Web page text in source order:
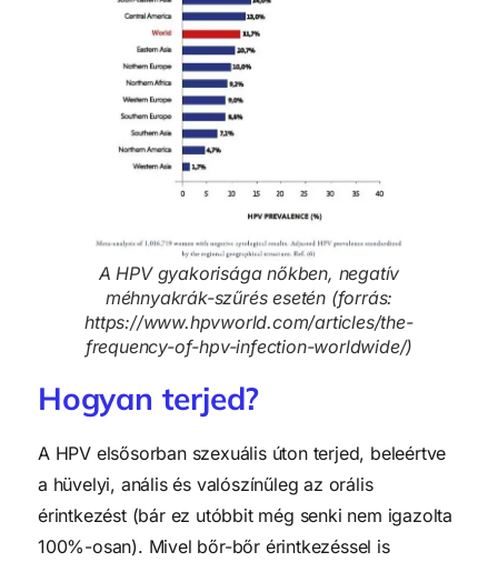
A HPV gyakorisága nőkben, negatív
méhnyakrák-szűrés esetén (forrás:
https://www.hpvworld.com/articles/the-
frequency-of-hpv-infection-worldwide/)
Hogyan terjed?
A HPV elsősorban szexuális úton terjed, beleértve
a hüvelyi, anális és valószínűleg az orális
érintkezést (bár ez utóbbit még senki nem igazolta
100%-osan). Mivel bőr-bőr érintkezéssel is